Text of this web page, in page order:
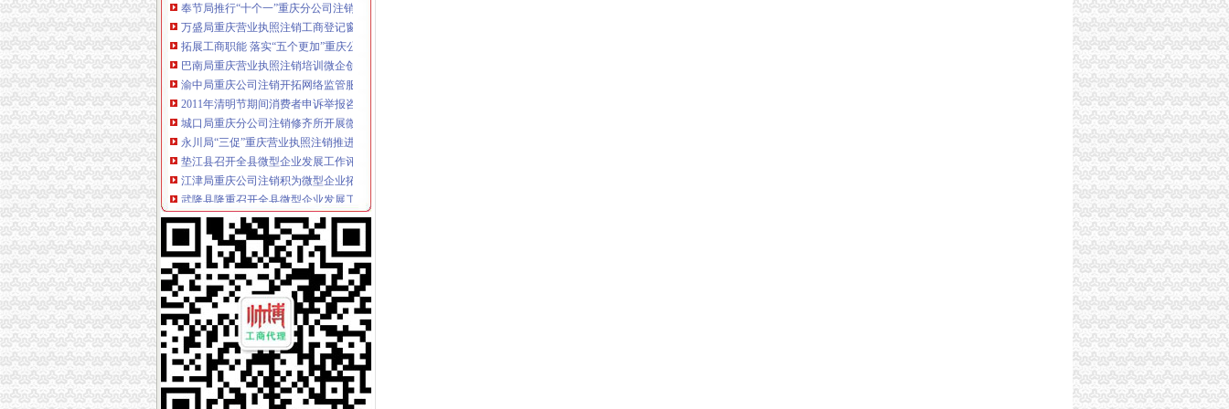
万盛局重庆营业执照注销工商登记窗口服务企业助推发展成效显著
拓展工商职能 落实“五个更加”重庆公司注销 市召开全市工商行政管理工作会议
巴南局重庆营业执照注销培训微企创业人员397人次
渝中局重庆公司注销开拓网络监管服务新渠道开微博为电子商务监管服务
2011年清明节期间消费者申诉举报咨询处理况综述
城口局重庆分公司注销修齐所开展微型企业走访活动
永川局“三促”重庆营业执照注销推进微型企业聚集区建设
垫江县召开全县微型企业发展工作评议会
江津局重庆公司注销积为微型企业拓宽融资渠道
武隆县隆重召开全县微型企业发展工作推进大会
永川采取三化开展人力资源市重庆分公司注销场专项整
大渡口区成立微型企业协会
垫江局重庆公司注销拟从三个方面抓好微型企业发展
大足局查获侵商标专用权的重庆分公司注销“九” 豆浆机49台
江北局查处一起销售侵“牌”重庆代办公司注册商标专用权洋酒案
南岸局重庆税务注销一季度助企融资超7亿较去年同期相比增长45.3%
万州局认真开展人力资源市重庆分公司注销场专项整行动
云局“三帮四带”重庆税务注销扶持微型企业做大盘
万盛区微型企业协会正式成立
万州局重庆营业执照注销四举措化企业信用信息联合征信
市重庆代办公司局12315综合指挥调度中心2011年3月受理况